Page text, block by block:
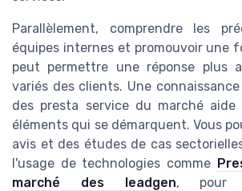
Parallèlement, comprendre les
équipes internes et promouvoir une
peut permettre une réponse plus
variés des clients. Une
des presta servicedu marché aide
éléments qui se démarquent. Vous
avis et des études de cas
l'usage de technologies comme
marché des leadgen, pour